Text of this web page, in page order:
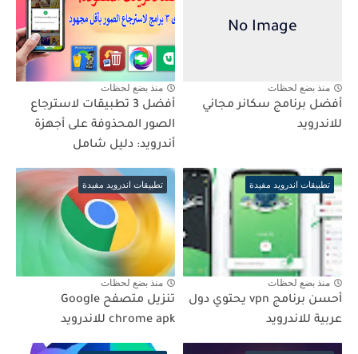
منذ بضع لحظات
أفضل برنامج سكانر مجاني
للاندرويد
منذ بضع لحظات
أفضل 3 تطبيقات لاسترجاع
الصور المحذوفة على أجهزة
أندرويد: دليل شامل
تطبيقات اندرويد مفيدة
منذ بضع لحظات
أحسن برنامج vpn يحتوي دول
عربية للاندرويد
تطبيقات اندرويد مفيدة
منذ بضع لحظات
تنزيل متصفح Google
chrome apk للاندرويد